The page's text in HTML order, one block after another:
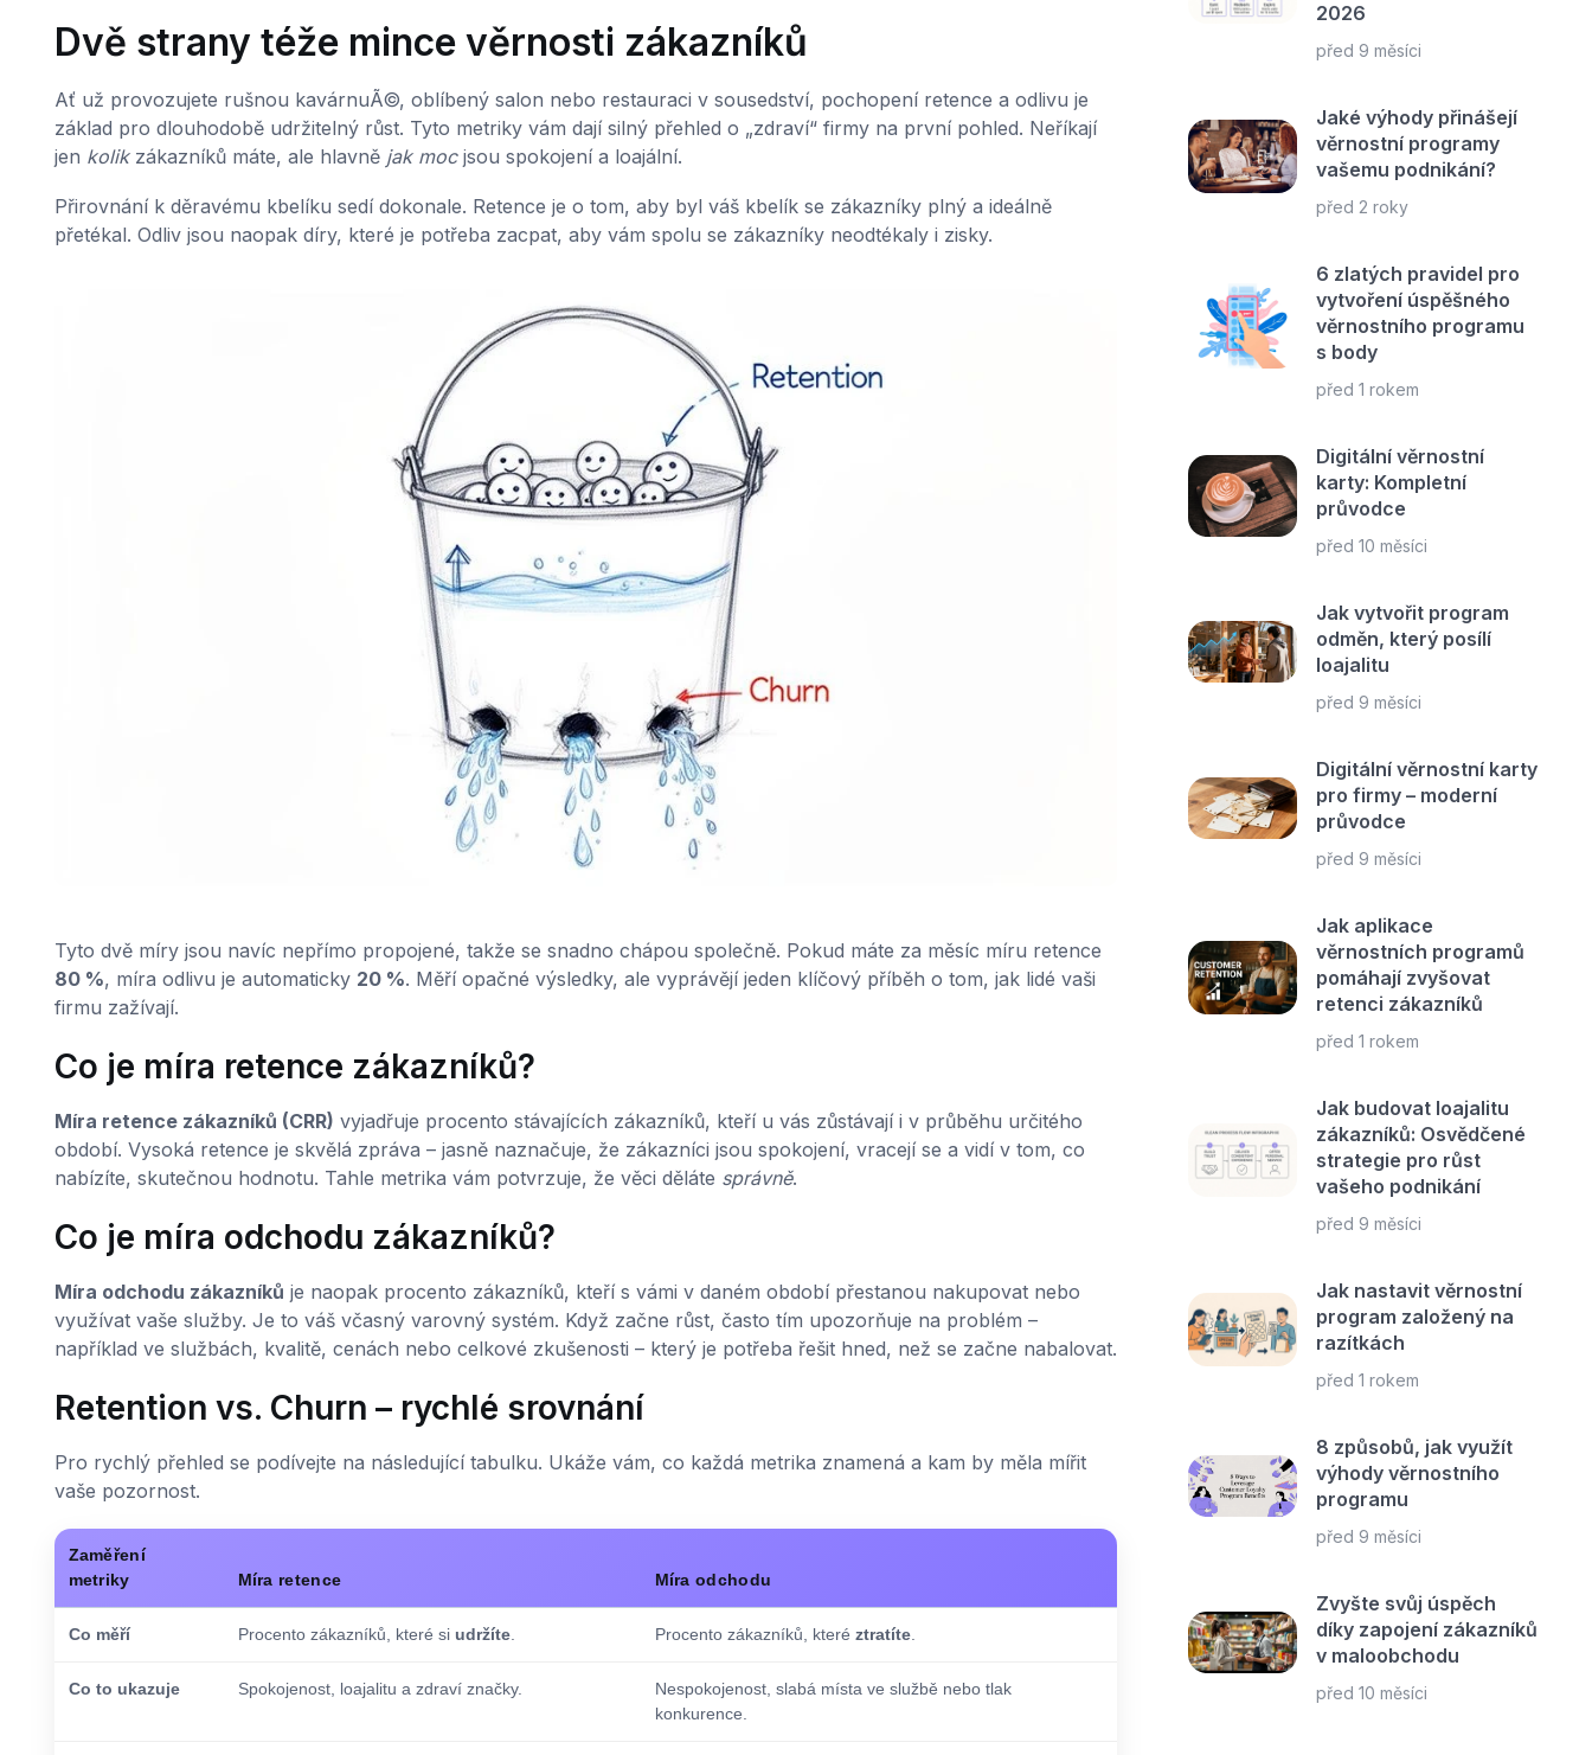
Dvě strany téže mince věrnosti zákazníků
Ať už provozujete rušnou kavárnuÃ©, oblíbený salon nebo restauraci v sousedství, pochopení retence a odlivu je
základ pro dlouhodobě udržitelný růst. Tyto metriky vám dají silný přehled o „zdraví“ firmy na první pohled. Neříkají
jen kolikzákazníků máte, ale hlavně jak mocjsou spokojení a loajální.
Přirovnání k děravému kbelíku sedí dokonale. Retence je o tom, aby byl váš kbelík se zákazníky plný a ideálně
přetékal. Odliv jsou naopak díry, které je potřeba zacpat, aby vám spolu se zákazníky neodtékaly i zisky.
Tyto dvě míry jsou navíc nepřímo propojené, takže se snadno chápou společně. Pokud máte za měsíc míru retence
80 %, míra odlivu je automaticky 20 %. Měří opačné výsledky, ale vyprávějí jeden klíčový příběh o tom, jak lidé vaši
firmu zažívají.
Co je míra retence zákazníků?
Míra retence zákazníků (CRR) vyjadřuje procento stávajících zákazníků, kteří u vás zůstávají i v průběhu určitého
období. Vysoká retence je skvělá zpráva – jasně naznačuje, že zákazníci jsou spokojení, vracejí se a vidí v tom, co
nabízíte, skutečnou hodnotu. Tahle metrika vám potvrzuje, že věci děláte správně.
Co je míra odchodu zákazníků?
Míra odchodu zákazníků je naopak procento zákazníků, kteří s vámi v daném období přestanou nakupovat nebo
využívat vaše služby. Je to váš včasný varovný systém. Když začne růst, často tím upozorňuje na problém –
například ve službách, kvalitě, cenách nebo celkové zkušenosti – který je potřeba řešit hned, než se začne nabalovat.
Retention vs. Churn – rychlé srovnání
Pro rychlý přehled se podívejte na následující tabulku. Ukáže vám, co každá metrika znamená a kam by měla mířit
vaše pozornost.
Zaměření
metriky
Míra retence Míra odchodu
Co měří Procento zákazníků, které si udržíte. Procento zákazníků, které ztratíte.
Co to ukazuje Spokojenost, loajalitu a zdraví značky.
Nespokojenost, slabá místa ve službě nebo tlak
konkurence.
2026
před 9 měsíci
Jaké výhody přinášejí
věrnostní programy
vašemu podnikání?
před 2 roky
6 zlatých pravidel pro
vytvoření úspěšného
věrnostního programu
s body
před 1 rokem
Digitální věrnostní
karty: Kompletní
průvodce
před 10 měsíci
Jak vytvořit program
odměn, který posílí
loajalitu
před 9 měsíci
Digitální věrnostní karty
pro firmy – moderní
průvodce
před 9 měsíci
Jak aplikace
věrnostních programů
pomáhají zvyšovat
retenci zákazníků
před 1 rokem
Jak budovat loajalitu
zákazníků: Osvědčené
strategie pro růst
vašeho podnikání
před 9 měsíci
Jak nastavit věrnostní
program založený na
razítkách
před 1 rokem
8 způsobů, jak využít
výhody věrnostního
programu
před 9 měsíci
Zvyšte svůj úspěch
díky zapojení zákazníků
v maloobchodu
před 10 měsíci